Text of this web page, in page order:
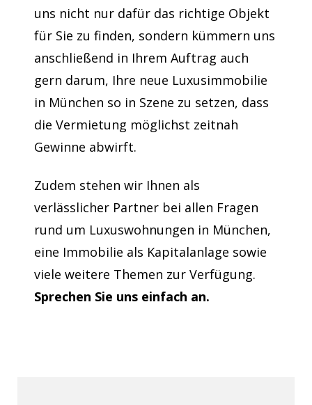
uns nicht nur dafür das richtige Objekt
für Sie zu finden, sondern kümmern uns
anschließend in Ihrem Auftrag auch
gern darum, Ihre neue Luxusimmobilie
in München so in Szene zu setzen, dass
die Vermietung möglichst zeitnah
Gewinne abwirft.
Zudem stehen wir Ihnen als
verlässlicher Partner bei allen Fragen
rund um Luxuswohnungen in München,
eine Immobilie als Kapitalanlage sowie
viele weitere Themen zur Verfügung.
Sprechen Sie uns einfach an.